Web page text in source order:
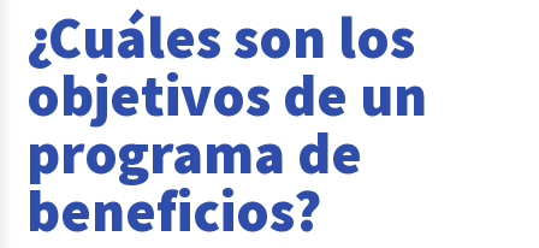
Pago de nómina
Buk
Tendencias y Data
¿Cuáles son los
objetivos de un
programa de
beneficios?